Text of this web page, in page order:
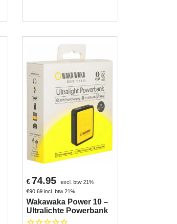
€74.95
excl. btw 21%
€90.69 incl. btw 21%
Wakawaka Power 10 –
Ultralichte Powerbank